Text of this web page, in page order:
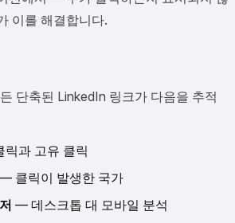
이를 해결합니다.
단축된 LinkedIn 링크가 다음을 추적
과 고유 클릭
— 클릭이 발생한 국가
— 데스크톱 대 모바일 분석